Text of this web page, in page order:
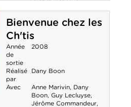
Bienvenue chez les
Ch'tis
Année
de
sortie
2008
Réalisé
par
Dany Boon
Avec Anne Marivin, Dany
Boon, Guy Lecluyse,
Jérôme Commandeur,